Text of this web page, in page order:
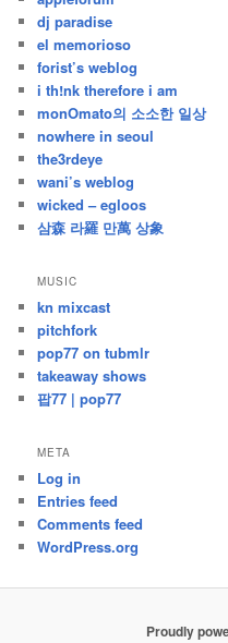
dj paradise
el memorioso
forist’s weblog
i th!nk therefore i am
monOmato의 소소한 일상
nowhere in seoul
the3rdeye
wani’s weblog
wicked – egloos
삼森 라羅 만萬 상象
MUSIC
kn mixcast
pitchfork
pop77 on tubmlr
takeaway shows
팝77 | pop77
META
Log in
Entries feed
Comments feed
WordPress.org
Proudly